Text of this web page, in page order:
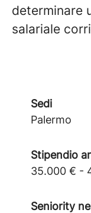
determinare
salariale
Sedi
Palermo
Stipendio
35.000 € -
Seniority